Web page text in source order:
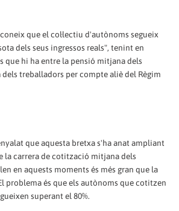
que el col·lectiu d'autònoms segueix
dels seus ingressos reals", tenint en
que hi ha entre la pensió mitjana dels
treballadors per compte aliè del Règim
que aquesta bretxa s'ha anat ampliant
la carrera de cotització mitjana dels
en aquests moments és més gran que la
problema és que els autònoms que cotitzen
superant el 80%.